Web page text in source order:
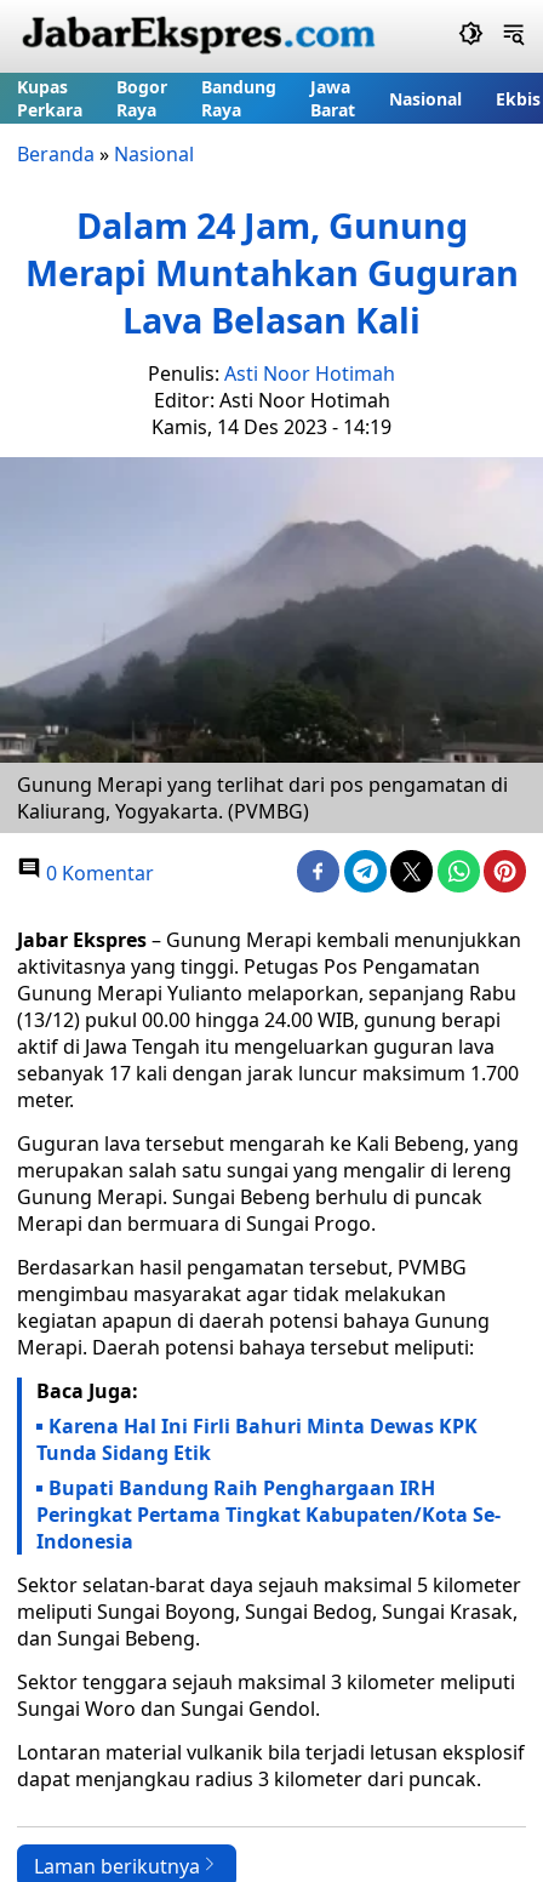
Kupas
Perkara
Bogor
Raya
Bandung
Raya
Jawa
Barat
Nasional Ekbis
Beranda » Nasional
Dalam 24 Jam, Gunung
Merapi Muntahkan Guguran
Lava Belasan Kali
Penulis: Asti Noor Hotimah
Editor: Asti Noor Hotimah
Kamis, 14 Des 2023 - 14:19
Gunung Merapi yang terlihat dari pos pengamatan di
Kaliurang, Yogyakarta. (PVMBG)
0 Komentar
Jabar Ekspres– Gunung Merapi kembali menunjukkan
aktivitasnya yang tinggi. Petugas Pos Pengamatan
Gunung Merapi Yulianto melaporkan, sepanjang Rabu
(13/12) pukul 00.00 hingga 24.00 WIB, gunung berapi
aktif di Jawa Tengah itu mengeluarkan guguran lava
sebanyak 17 kali dengan jarak luncur maksimum 1.700
meter.
Guguran lava tersebut mengarah ke Kali Bebeng, yang
merupakan salah satu sungai yang mengalir di lereng
Gunung Merapi. Sungai Bebeng berhulu di puncak
Merapi dan bermuara di Sungai Progo.
Berdasarkan hasil pengamatan tersebut, PVMBG
mengimbau masyarakat agar tidak melakukan
kegiatan apapun di daerah potensi bahaya Gunung
Merapi. Daerah potensi bahaya tersebut meliputi:
Baca Juga:
Karena Hal Ini Firli Bahuri Minta Dewas KPK
Tunda Sidang Etik
Bupati Bandung Raih Penghargaan IRH
Peringkat Pertama Tingkat Kabupaten/Kota Se-
Indonesia
Sektor selatan-barat daya sejauh maksimal 5 kilometer
meliputi Sungai Boyong, Sungai Bedog, Sungai Krasak,
dan Sungai Bebeng.
Sektor tenggara sejauh maksimal 3 kilometer meliputi
Sungai Woro dan Sungai Gendol.
Lontaran material vulkanik bila terjadi letusan eksplosif
dapat menjangkau radius 3 kilometer dari puncak.
Laman berikutnya